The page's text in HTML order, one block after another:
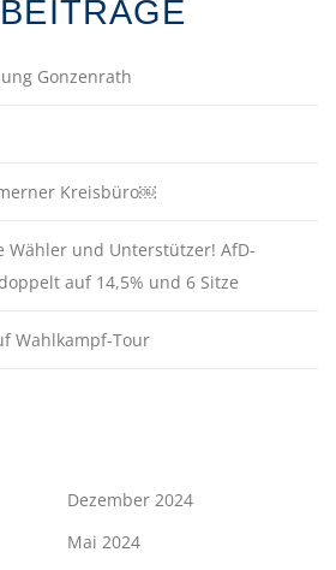
Gonzenrath
Kreisbüro￼
Wähler und Unterstützer! AfD-
auf 14,5% und 6 Sitze
Wahlkampf-Tour
Dezember 2024
Mai 2024